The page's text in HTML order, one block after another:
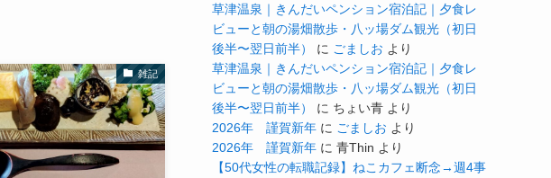
雑記
草津温泉｜きんだいペンション宿泊記｜夕食レ
ビューと朝の湯畑散歩・八ッ場ダム観光（初日
後半〜翌日前半）
に ごましお より
草津温泉｜きんだいペンション宿泊記｜夕食レ
ビューと朝の湯畑散歩・八ッ場ダム観光（初日
後半〜翌日前半）
に ちょい青 より
2026年 謹賀新年 に ごましお より
2026年 謹賀新年 に 青Thin より
【50代女性の転職記録】ねこカフェ断念→週4事